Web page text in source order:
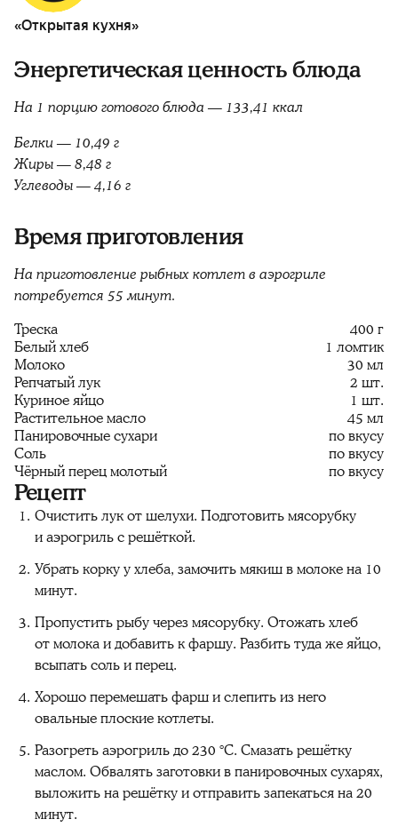
«Открытая кухня»
Энергетическая ценность блюда
На 1 порцию готового блюда — 133,41 ккал
Белки — 10,49 г
Жиры — 8,48 г
Углеводы — 4,16 г
Время приготовления
На приготовление рыбных котлет в аэрогриле
потребуется 55 минут.
Треска
400 г
Белый хлеб
1 ломтик
Молоко
30 мл
Репчатый лук
2 шт.
Куриное яйцо
1 шт.
Растительное масло
45 мл
Панировочные сухари
по вкусу
Соль
по вкусу
Чёрный перец молотый
по вкусу
Рецепт
Очистить лук от шелухи. Подготовить мясорубку
и аэрогриль с решёткой.
Убрать корку у хлеба, замочить мякиш в молоке на 10
минут.
Пропустить рыбу через мясорубку. Отожать хлеб
от молока и добавить к фаршу. Разбить туда же яйцо,
всыпать соль и перец.
Хорошо перемешать фарш и слепить из него
овальные плоские котлеты.
Разогреть аэрогриль до 230 °C. Смазать решётку
маслом. Обвалять заготовки в панировочных сухарях,
выложить на решётку и отправить запекаться на 20
минут.